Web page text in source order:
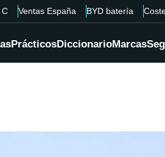
Ventas España BYD batería
PrácticosDiccionarioMarcas